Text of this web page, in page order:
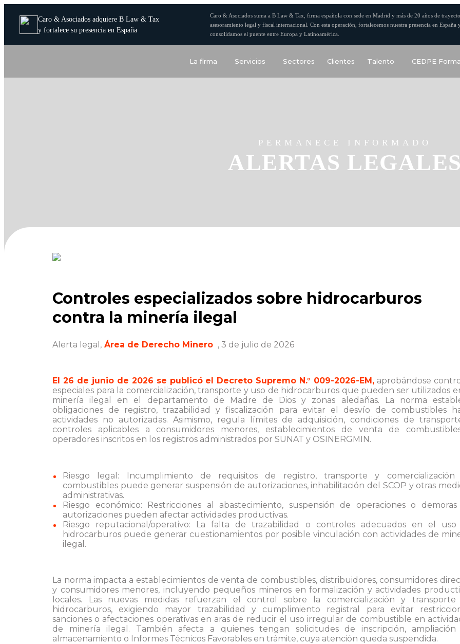
Caro & Asociados adquiere B Law & Tax
y fortalece su presencia en España
Caro & Asociados suma a B Law & Tax, firma española con sede en Madrid y más de 20 años de
asesoramiento legal y fiscal internacional. Con esta operación, fortalecemos nuestra presencia en España
consolidamos el puente entre Europa y Latinoamérica.
La firma Servicios Sectores Clientes Talento CEDPE
PERMANECE INFORMADO
ALERTAS
Controles especializados sobre hidrocarburos
contra la minería ilegal
Alerta legal, Área de Derecho Minero , 3 de julio de 2026
El 26 de junio de 2026 se publicó el Decreto Supremo N.° 009-2026-EM, aprobándose
especiales para la comercialización, transporte y uso de hidrocarburos que pueden ser utilizados
minería ilegal en el departamento de Madre de Dios y zonas aledañas. La norma
obligaciones de registro, trazabilidad y fiscalización para evitar el desvío de combustibles
actividades no autorizadas. Asimismo, regula límites de adquisición, condiciones de
controles aplicables a consumidores menores, establecimientos de venta de
operadores inscritos en los registros administrados por SUNAT y OSINERGMIN.
Riesgo legal: Incumplimiento de requisitos de registro, transporte y comercialización
combustibles puede generar suspensión de autorizaciones, inhabilitación del SCOP y otras
administrativas.
Riesgo económico: Restricciones al abastecimiento, suspensión de operaciones o
autorizaciones pueden afectar actividades productivas.
Riesgo reputacional/operativo: La falta de trazabilidad o controles adecuados en el
hidrocarburos puede generar cuestionamientos por posible vinculación con actividades de
ilegal.
La norma impacta a establecimientos de venta de combustibles, distribuidores, consumidores
y consumidores menores, incluyendo pequeños mineros en formalización y actividades
locales. Las nuevas medidas refuerzan el control sobre la comercialización y
hidrocarburos, exigiendo mayor trazabilidad y cumplimiento registral para evitar
sanciones o afectaciones operativas en aras de reducir el uso irregular de combustible en
de minería ilegal. También afecta a quienes tengan solicitudes de inscripción,
almacenamiento o Informes Técnicos Favorables en trámite, cuya atención queda suspendida.